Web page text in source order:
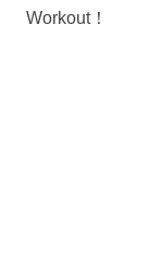
Workout！